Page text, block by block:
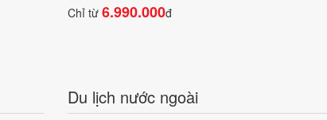
Chỉ từ 6.990.000đ
Du lịch nước ngoài